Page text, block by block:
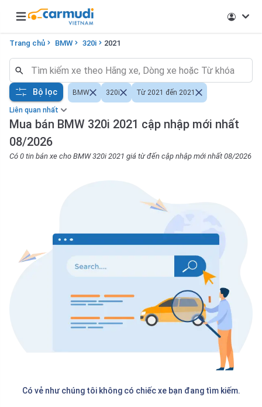
Open main menu
Trang chủ BMW 320i 2021
Liên quan nhất
Mua bán BMW 320i 2021 cập nhập mới nhất
08/2026
Có 0 tin bán xe cho BMW 320i 2021 giá từ đến cập nhập mới nhất 08/2026
Bộ lọc BMW 320i Từ 2021 đến 2021
Có vẻ như chúng tôi không có chiếc xe bạn đang tìm kiếm.